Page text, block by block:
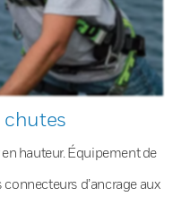
chutes
hauteur. Équipement de
d’ancrage aux